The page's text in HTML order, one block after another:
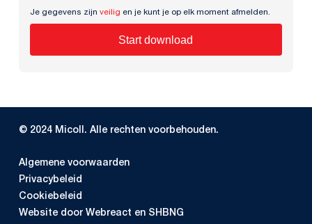
Je gegevens zijn veilig en je kunt je op elk moment afmelden.
Start download
© 2024 Micoll. Alle rechten voorbehouden.
Algemene voorwaarden
Privacybeleid
Cookiebeleid
Website door Webreact en SHBNG